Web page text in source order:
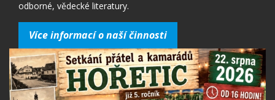
odborné, vědecké literatury.
Více informací o naší činnosti